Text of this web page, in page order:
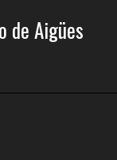
de Aigües